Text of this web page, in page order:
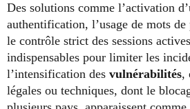
Des solutions comme l’activation
authentification, l’usage de mots de
le contrôle strict des sessions
indispensables pour limiter les
l’intensification des vulnérabilités,
légales ou techniques, dont le